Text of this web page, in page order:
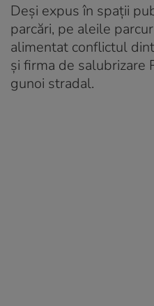
Deşi expus în spaţii
parcări, pe aleile
alimentat conflictul
şi firma de salubrizare
gunoi stradal.